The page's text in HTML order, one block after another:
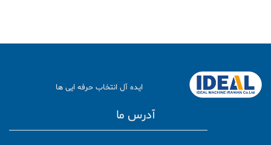
ایده آل انتخاب حرفه ایی ها
آدرس ما